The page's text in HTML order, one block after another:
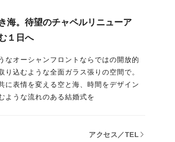
海。待望のチャペルリニューア
１日へ
なオーシャンフロントならではの開放的
り込むような全面ガラス張りの空間で。
に表情を変える空と海、時間をデザイン
ような流れのある結婚式を
アクセス／TEL